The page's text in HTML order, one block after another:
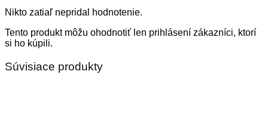
Nikto zatiaľ nepridal hodnotenie.
Tento produkt môžu ohodnotiť len prihlásení zákazníci, ktorí
si ho kúpili.
Súvisiace produkty